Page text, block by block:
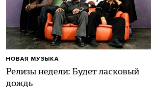
Релизы недели: Будет ласковый
дождь
НОВАЯ МУЗЫКА